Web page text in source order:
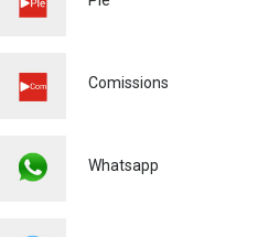
Comissions
Whatsapp